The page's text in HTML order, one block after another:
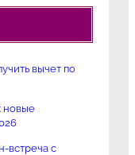
вычет по
новые
встреча с